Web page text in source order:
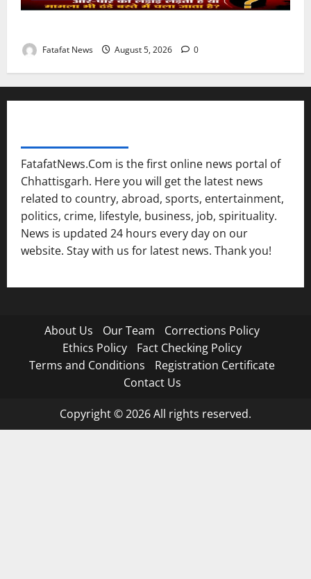
Fatafat News August 5, 2026 0
FatafatNews.Com is the first online news portal of
Chhattisgarh. Here you will get the latest news
related to country, abroad, sports, entertainment,
politics, crime, lifestyle, business, job, spirituality.
News is updated 24 hours every day on our
website. Stay with us for latest news. Thank you!
About Us Our Team
Corrections Policy
Ethics Policy
Fact Checking Policy
Terms and Conditions
Registration Certificate
Contact Us
Copyright © 2026 All rights reserved.